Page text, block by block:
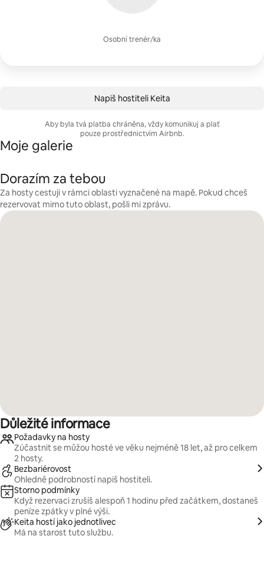
Osobní trenér/ka
Napiš hostiteli Keita
Aby byla tvá platba chráněna, vždy komunikuj a plať
pouze prostřednictvím Airbnb.
Moje galerie
Dorazím za tebou
Za hosty cestuji v rámci oblasti vyznačené na mapě. Pokud chceš
rezervovat mimo tuto oblast, pošli mi zprávu.
Důležité informace
Požadavky na hosty
Zúčastnit se můžou hosté ve věku nejméně 18 let, až pro celkem
2 hosty.
Bezbariérovost
Ohledně podrobností napiš hostiteli.
Storno podmínky
Když rezervaci zrušíš alespoň 1 hodinu před začátkem, dostaneš
peníze zpátky v plné výši.
Keita hostí jako jednotlivec
Má na starost tuto službu.